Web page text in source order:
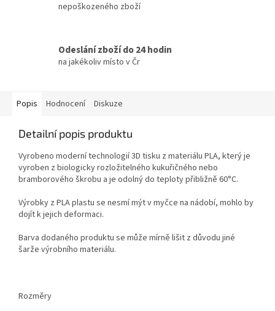
nepoškozeného zboží
Odeslání zboží do 24 hodin
na jakékoliv místo v Čr
Popis Hodnocení Diskuze
Detailní popis produktu
Vyrobeno moderní technologií 3D tisku z materiálu PLA, který je
vyroben z biologicky rozložitelného kukuřičného nebo
bramborového škrobu a je odolný do teploty přibližně 60°C.
Výrobky z PLA plastu se nesmí mýt v myčce na nádobí, mohlo by
dojít k jejich deformaci.
Barva dodaného produktu se může mírně lišit z důvodu jiné
šarže výrobního materiálu.
Rozměry